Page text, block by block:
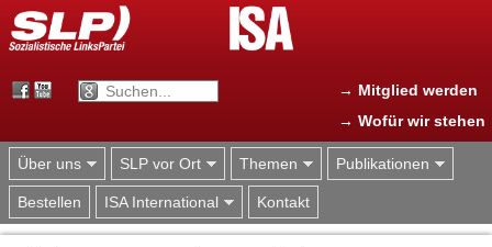
Jump to navigation
→ Mitglied werden
→ Wofür wir stehen
Über uns SLP vor Ort Themen Publikationen
Bestellen ISA International Kontakt